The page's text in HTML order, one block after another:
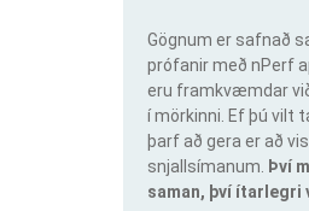
Gögnum er safnað
prófanir með nPerf
eru framkvæmdar
í mörkinni. Ef þú vilt
þarf að gera er að
snjallsímanum.
Því
saman, því ítarlegri